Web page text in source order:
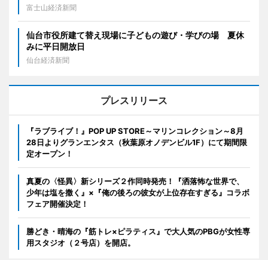
富士山経済新聞
仙台市役所建て替え現場に子どもの遊び・学びの場 夏休
みに平日開放日
仙台経済新聞
プレスリリース
『ラブライブ！』POP UP STORE～マリンコレクション～8月
28日よりグランエンタス（秋葉原オノデンビル1F）にて期間限
定オープン！
真夏の〈怪異〉新シリーズ２作同時発売！『洒落怖な世界で、
少年は塩を撒く』×『俺の後ろの彼女が上位存在すぎる』コラボ
フェア開催決定！
勝どき・晴海の『筋トレ×ピラティス』で大人気のPBGが女性専
用スタジオ（２号店）を開店。